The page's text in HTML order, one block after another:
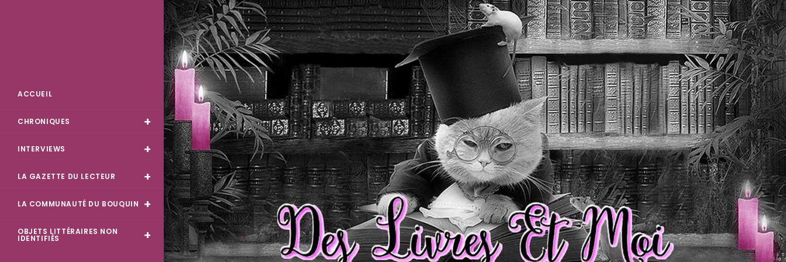
Skip
to
content
ACCUEIL
CHRONIQUES
INTERVIEWS
LA GAZETTE DU LECTEUR
LA COMMUNAUTÉ DU BOUQUIN
OBJETS LITTÉRAIRES NON
IDENTIFIÉS